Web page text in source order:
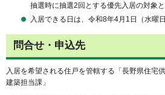
抽選時に抽選2回とする優先入居の対象と
入居できる日は、令和8年4月1日（水曜
問合せ・申込先
入居を希望される住戸を管轄する「長野県住宅
建築担当課」